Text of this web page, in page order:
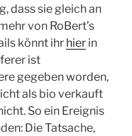
dass sie gleich an
von RoBert’s
könnt ihr hier in
ist
gegeben worden,
als bio verkauft
So ein Ereignis
Die Tatsache,